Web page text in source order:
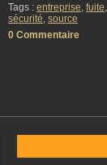
Tags : entreprise fuite
sécurité source
0 Commentaire